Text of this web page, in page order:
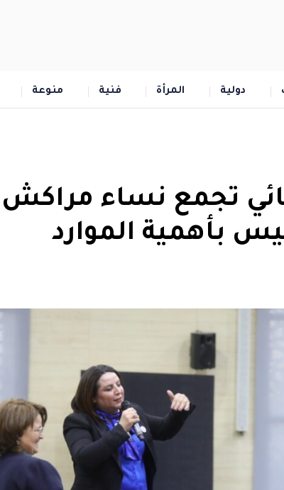
دولية المرأة فنية منوعة
تجمع نساء مراكش
بأهمية الموارد